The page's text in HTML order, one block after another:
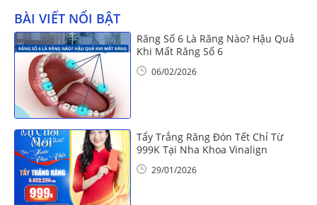
BÀI VIẾT NỔI BẬT
Răng Số 6 Là Răng Nào? Hậu Quả
Khi Mất Răng Số 6
06/02/2026
Tẩy Trắng Răng Đón Tết Chỉ Từ
999K Tại Nha Khoa Vinalign
29/01/2026